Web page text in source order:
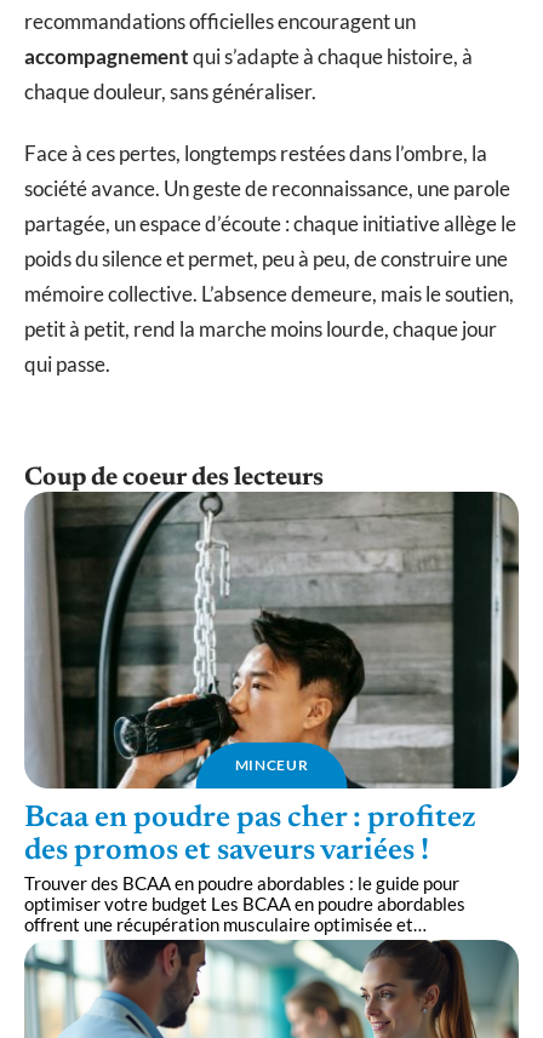
recommandations officielles encouragent un
accompagnementqui s’adapte à chaque histoire, à
chaque douleur, sans généraliser.
Face à ces pertes, longtemps restées dans l’ombre, la
société avance. Un geste de reconnaissance, une parole
partagée, un espace d’écoute : chaque initiative allège le
poids du silence et permet, peu à peu, de construire une
mémoire collective. L’absence demeure, mais le soutien,
petit à petit, rend la marche moins lourde, chaque jour
qui passe.
Coup de coeur des lecteurs
MINCEUR
Bcaa en poudre pas cher : profitez
des promos et saveurs variées !
Trouver des BCAA en poudre abordables : le guide pour
optimiser votre budget Les BCAA en poudre abordables
offrent une récupération musculaire optimisée et…